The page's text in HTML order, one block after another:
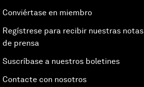
Conviértase en miembro
Regístrese para recibir nuestras notas
de prensa
Suscríbase a nuestros boletines
Contacte con nosotros